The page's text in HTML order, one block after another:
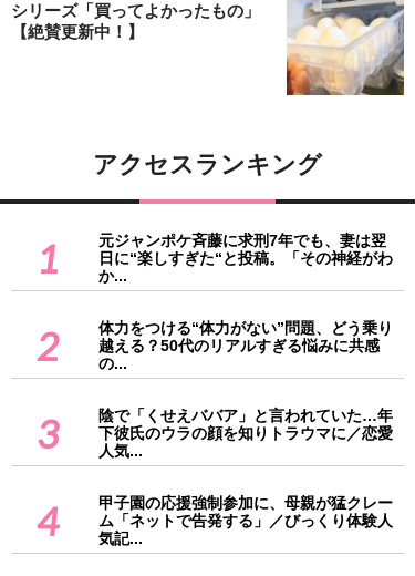
シリーズ「買ってよかったもの」
【絶賛更新中！】
アクセスランキング
1
元ジャンポケ斉藤に求刑7年でも、妻は翌
日に“楽しすぎた“と投稿。「その神経がわ
か...
2
体力をつける“体力がない”問題、どう乗り
越える？50代のリアルすぎる悩みに共感
の...
3
陰で「くせえババア」と言われていた…年
下彼氏のウラの顔を知りトラウマに／恋愛
人気...
4
甲子園の応援強制参加に、母親が猛クレー
ム「ネットで告発する」／びっくり体験人
気記...